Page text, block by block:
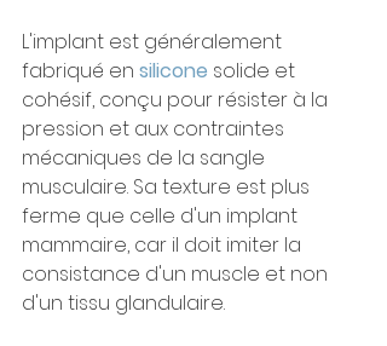
L'implant est généralement
fabriqué en silicone solide et
cohésif, conçu pour résister à la
pression et aux contraintes
mécaniques de la sangle
musculaire. Sa texture est plus
ferme que celle d'un implant
mammaire, car il doit imiter la
consistance d'un muscle et non
d'un tissu glandulaire.